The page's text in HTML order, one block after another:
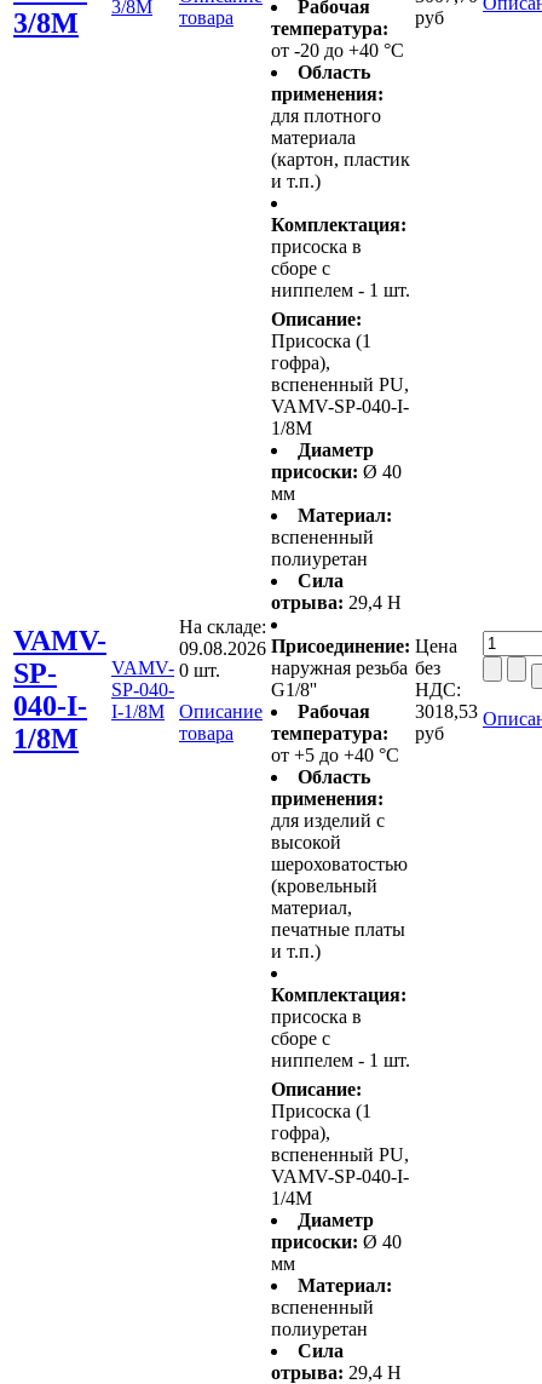
3/8M
3/8M
товара
Рабочая
температура:
от -20 до +40 °C
Область
применения:
для плотного
материала
(картон, пластик
и т.п.)
Комплектация:
присоска в
сборе с
ниппелем - 1 шт.
руб
VAMV-
SP-
040-I-
1/8M
VAMV-
SP-040-
I-1/8M
На складе:
09.08.2026
0 шт.
Описание
товара
Описание:
Присоска (1
гофра),
вспененный PU,
VAMV-SP-040-I-
1/8M
Диаметр
присоски: Ø 40
мм
Материал:
вспененный
полиуретан
Сила
отрыва: 29,4 Н
Присоединение:
наружная резьба
G1/8''
Рабочая
температура:
от +5 до +40 °C
Область
применения:
для изделий с
высокой
шероховатостью
(кровельный
материал,
печатные платы
и т.п.)
Комплектация:
присоска в
сборе с
ниппелем - 1 шт.
Цена
без
НДС:
3018,53
руб
Описание:
Присоска (1
гофра),
вспененный PU,
VAMV-SP-040-I-
1/4M
Диаметр
присоски: Ø 40
мм
Материал:
вспененный
полиуретан
Сила
отрыва: 29,4 Н